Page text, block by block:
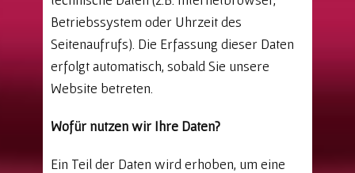
Betriebssystem oder Uhrzeit des
Seitenaufrufs). Die Erfassung dieser Daten
erfolgt automatisch, sobald Sie unsere
Website betreten.
Wofür nutzen wir Ihre Daten?
Ein Teil der Daten wird erhoben, um eine